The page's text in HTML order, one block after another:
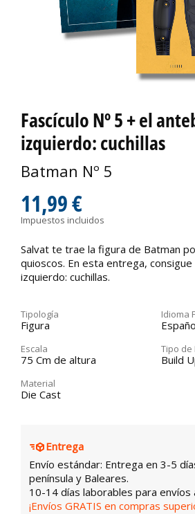
Fascículo Nº 5 + el
izquierdo: cuchillas
Batman Nº 5
11,99 €
Impuestos incluidos
Salvat te trae la figura de Batman
quioscos. En esta entrega,
izquierdo: cuchillas.
Tipología
Figura
Idioma
Escala
75 Cm de altura
Tipo de
Build
Material
Die Cast
Entrega
Envío estándar: Entrega en 3-5
península y Baleares.
10-14 días laborables para envíos
¡Envíos GRATIS en compras